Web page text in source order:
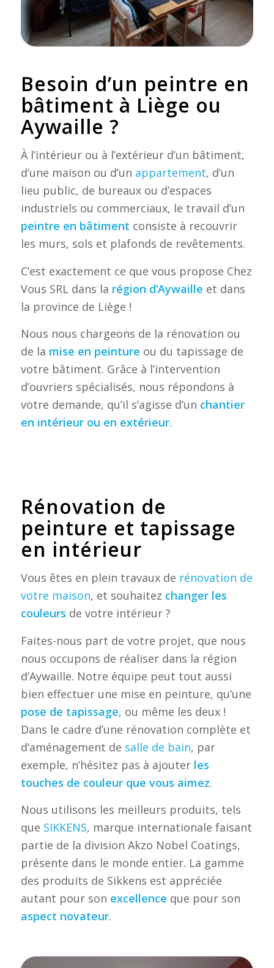
Besoin d’un peintre en
bâtiment à Liège ou
Aywaille ?
À l’intérieur ou à l’extérieur d’un bâtiment,
d’une maison ou d’un appartement, d’un
lieu public, de bureaux ou d’espaces
industriels ou commerciaux, le travail d’un
peintre en bâtiment consiste à recouvrir
les murs, sols et plafonds de revêtements.
C’est exactement ce que vous propose Chez
Vous SRL dans la région d’Aywaille et dans
la province de Liège !
Nous nous chargeons de la rénovation ou
de la mise en peinture ou du tapissage de
votre bâtiment. Grâce à l’intervention
d’ouvriers spécialisés, nous répondons à
votre demande, qu’il s’agisse d’un chantier
en intérieur ou en extérieur.
Rénovation de
peinture et tapissage
en intérieur
Vous êtes en plein travaux de rénovation de
votre maison, et souhaitez changer les
couleurs de votre intérieur ?
Faites-nous part de votre projet, que nous
nous occupons de réaliser dans la région
d’Aywaille. Notre équipe peut tout aussi
bien effectuer une mise en peinture, qu’une
pose de tapissage, ou même les deux !
Dans le cadre d’une rénovation complète et
d’aménagement de salle de bain, par
exemple, n’hésitez pas à ajouter les
touches de couleur que vous aimez.
Nous utilisons les meilleurs produits, tels
que SIKKENS, marque internationale faisant
partie de la division Akzo Nobel Coatings,
présente dans le monde entier. La gamme
des produits de Sikkens est appréciée
autant pour son excellence que pour son
aspect novateur.